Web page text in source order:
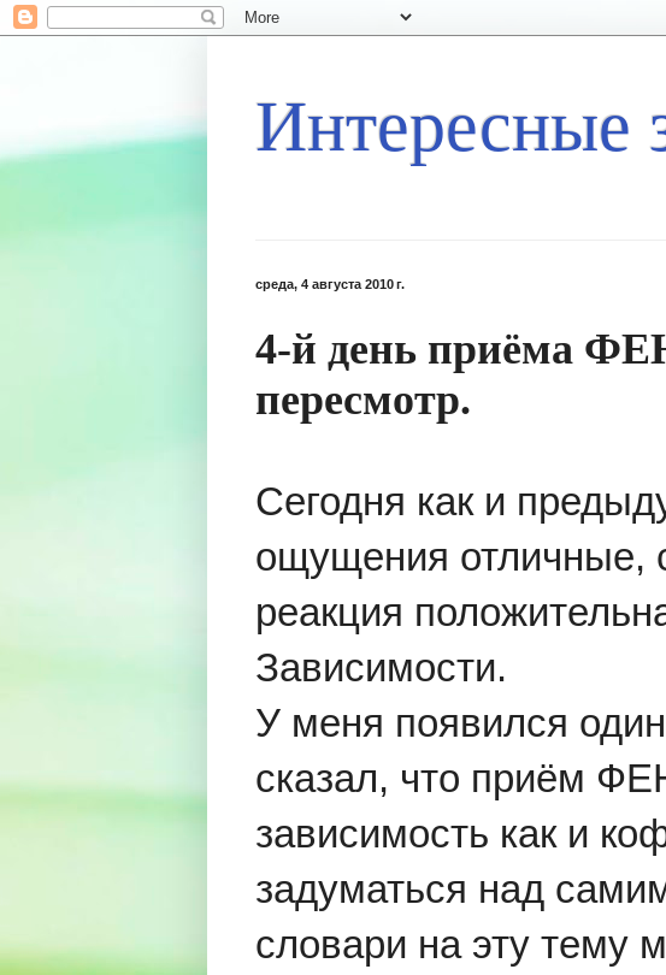
Интересные
среда, 4 августа 2010 г.
4-й день приёма
пересмотр.
Сегодня как и
ощущения отличные,
реакция
Зависимости.
У меня появился
сказал, что приём
зависимость как и
задуматься над
словари на эту тему